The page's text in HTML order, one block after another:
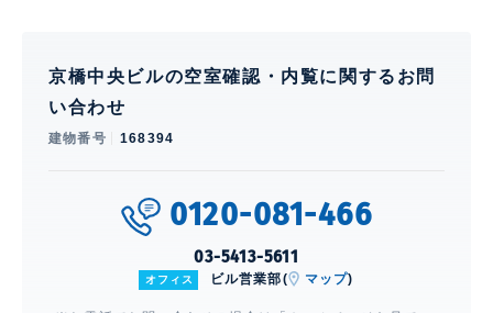
京橋中央ビルの空室確認・内覧に関するお問
い合わせ
建物番号 168394
0120-081-466
03-5413-5611
オフィス ビル営業部( マップ)